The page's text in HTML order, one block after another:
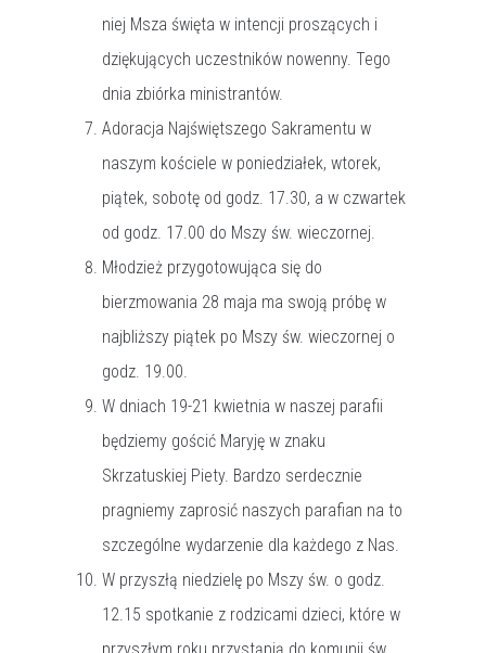
niej Msza święta w intencji proszących i
dziękujących uczestników nowenny. Tego
dnia zbiórka ministrantów.
Adoracja Najświętszego Sakramentu w
naszym kościele w poniedziałek, wtorek,
piątek, sobotę od godz. 17.30, a w czwartek
od godz. 17.00 do Mszy św. wieczornej.
Młodzież przygotowująca się do
bierzmowania 28 maja ma swoją próbę w
najbliższy piątek po Mszy św. wieczornej o
godz. 19.00.
W dniach 19-21 kwietnia w naszej parafii
będziemy gościć Maryję w znaku
Skrzatuskiej Piety. Bardzo serdecznie
pragniemy zaprosić naszych parafian na to
szczególne wydarzenie dla każdego z Nas.
W przyszłą niedzielę po Mszy św. o godz.
12.15 spotkanie z rodzicami dzieci, które w